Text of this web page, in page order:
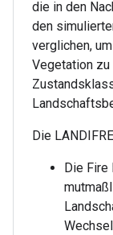
die in den
den
verglichen,
Vegetation zu
Die
Die Fire